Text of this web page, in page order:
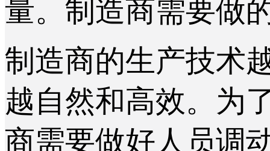
量。制造商需要做
制造商的生产技术
越自然和高效。为
商需要做好人员调